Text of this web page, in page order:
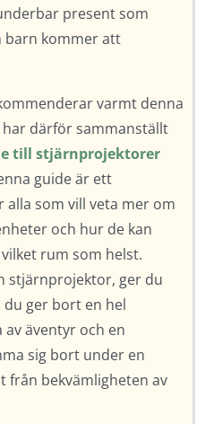
present som
barn kommer att
varmt denna
därför sammanställt
till stjärnprojektorer
guide är ett
som vill veta mer om
och hur de kan
rum som helst.
stjärnprojektor, ger du
ger bort en hel
av äventyr och en
sig bort under en
från bekvämligheten av